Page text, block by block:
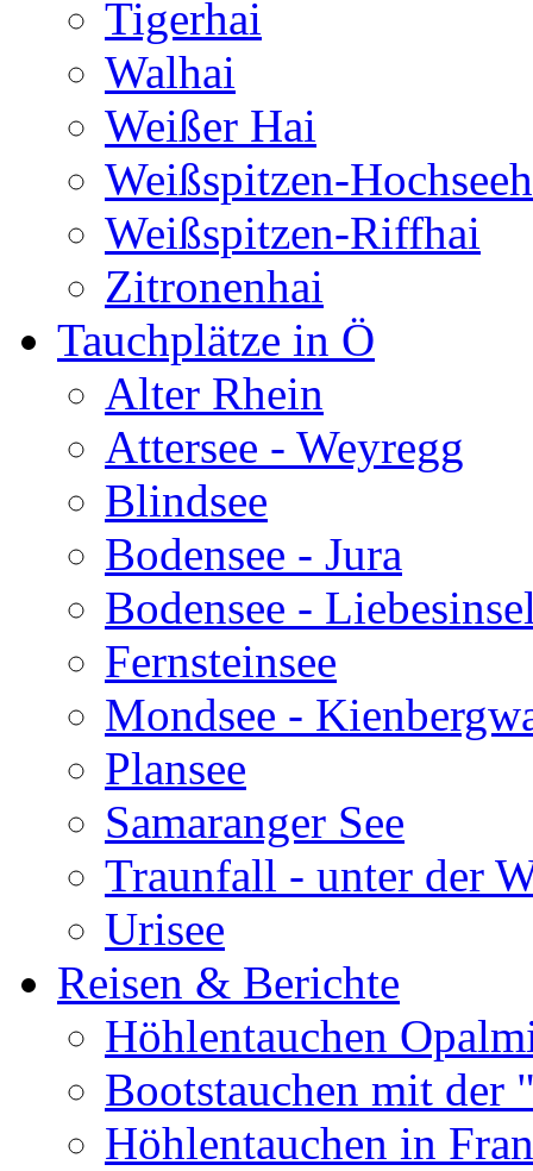
Tigerhai
Walhai
Weißer Hai
Weißspitzen-
Weißspitzen-Riffhai
Zitronenhai
Tauchplätze in Ö
Alter Rhein
Attersee - Weyregg
Blindsee
Bodensee - Jura
Bodensee -
Fernsteinsee
Mondsee -
Plansee
Samaranger See
Traunfall - unter der
Urisee
Reisen & Berichte
Höhlentauchen
Bootstauchen mit
Höhlentauchen in